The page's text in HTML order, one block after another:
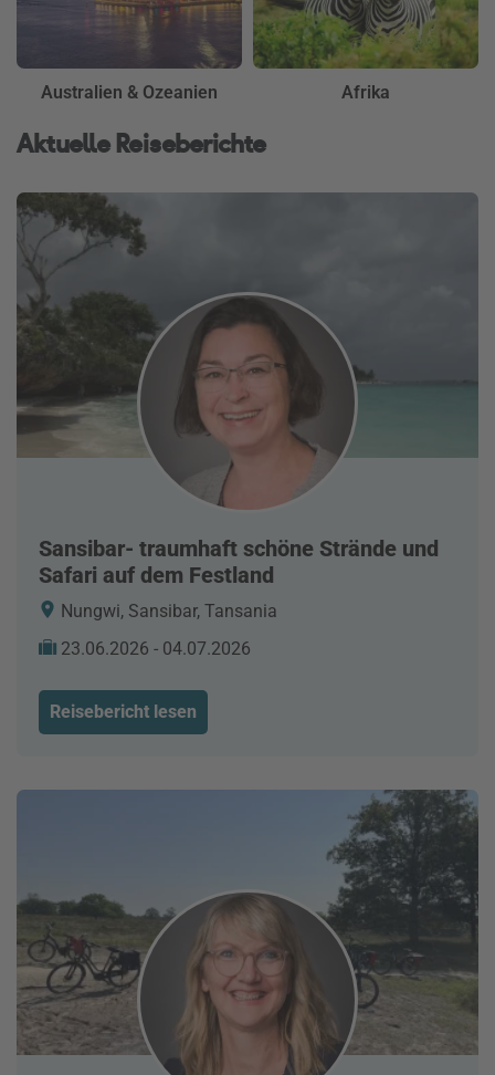
Australien & Ozeanien Afrika
Aktuelle Reiseberichte
Sansibar- traumhaft schöne Strände und
Safari auf dem Festland
Nungwi, Sansibar, Tansania
23.06.2026 - 04.07.2026
Reisebericht lesen